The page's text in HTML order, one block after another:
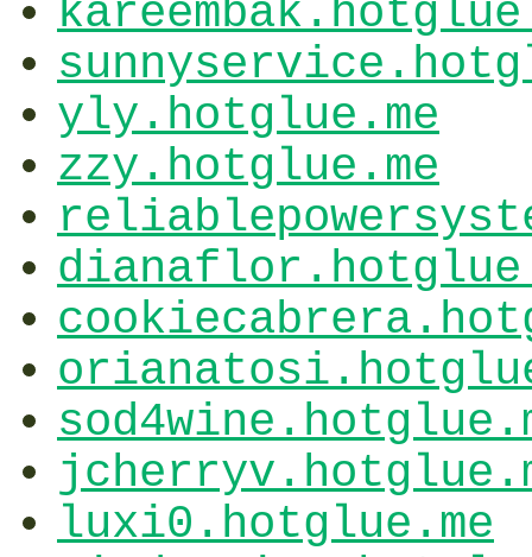
yly.hotglue.me
zzy.hotglue.me
luxi0.hotglue.me